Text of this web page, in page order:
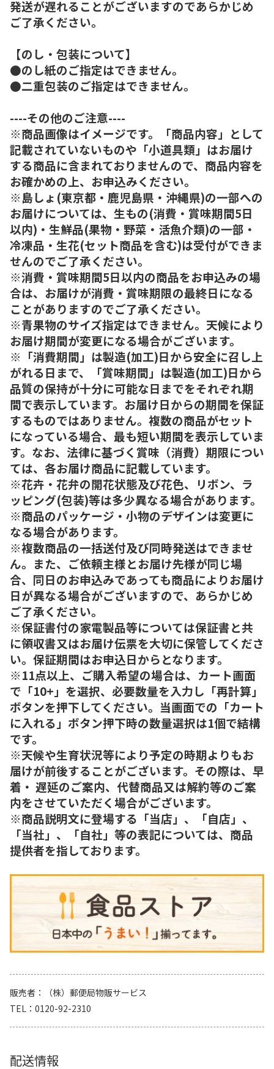
発送が遅れることがございますのであらかじめ
ご了承ください。
【のし・包装について】
●のし紙のご指定はできません。
●二重包装のご指定はできません。
----その他のご注意----
※商品画像はイメージです。「商品内容」として
記載されていないものや「小道具類」はお届け
する商品に含まれておりませんので、商品内容を
お確かめの上、お申込みください。
※島しょ(東京都・鹿児島県・沖縄県)の一部への
お届けについては、生もの(消費・賞味期間5日
以内)・生鮮品(果物・野菜・活魚介類)の一部・
冷凍品・生花(セット商品を含む)は受付ができま
せんのでご了承ください。
※消費・賞味期間5日以内の商品をお申込みの場
合は、お届けが消費・賞味期限の最終日になる
ことがありますのでご了承ください。
※青果物のサイズ指定はできません。天候により
お届け期間が変更になる場合がございます。
※「消費期間」は製造(加工)日から安全に召し上
がれる日まで、「賞味期間」は製造(加工)日から
品質の保持が十分に可能な日までをそれぞれ期
間で表示しています。お届け日からの期間を保証
するものではありません。複数の商品がセット
になっている場合、最も短い期間を表示していま
す。なお、法律に基づく賞味（消費）期限につい
ては、各お届け商品に記載しています。
※花卉・花弁の開花状態及び花色、リボン、ラ
ッピング(包装)等は多少異なる場合があります。
※商品のパッケージ・小物のデザインは変更に
なる場合があります。
※複数商品の一括送付及び同時発送はできませ
ん。また、ご依頼主様とお届け先様が同じ場
合、同日のお申込みであっても商品によりお届け
日が異なる場合がございますので、あらかじめ
ご了承ください。
※保証書付の家電製品等については保証書と共
に領収書又はお届け伝票を大切に保管してくださ
い。保証期間はお申込日からとなります。
※11点以上、ご購入希望の場合は、カート画面
で「10+」を選択、必要数量を入力し「再計算」
ボタンを押下してください。当画面での「カート
に入れる」ボタン押下時の数量選択は1個で結構
です。
※天候や生育状況等により予定の時期よりもお
届けが前後することがございます。その際は、早
着・ 遅延のご案内、代替商品又は解約等のご案
内をさせていただく場合がございます。
※商品説明文に登場する「当店」、「自店」、
「当社」、「自社」等の表記については、商品
提供者を指しております。
販売者
（株）郵便局物販サービス
TEL
0120-92-2310
配送情報